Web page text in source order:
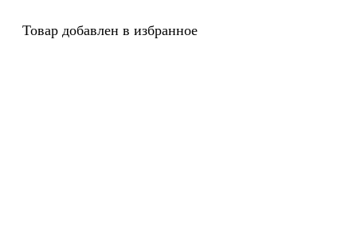
Товар добавлен в избранное